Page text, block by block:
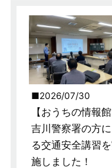
2026/07/30
【おうちの情報館
吉川警察署の方に
る交通安全講習
施しました！